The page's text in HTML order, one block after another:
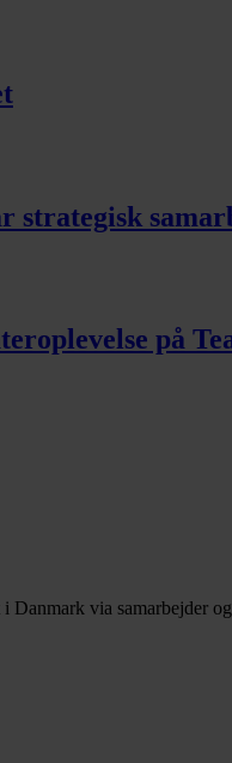
strategisk
på
Danmark via samarbejder